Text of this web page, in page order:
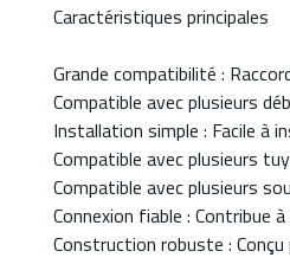
Caractéristiques principales
Grande compatibilité :
Compatible avec plusieurs
Installation simple : Facile à
Compatible avec plusieurs
Compatible avec plusieurs
Connexion fiable : Contribue
Construction robuste :